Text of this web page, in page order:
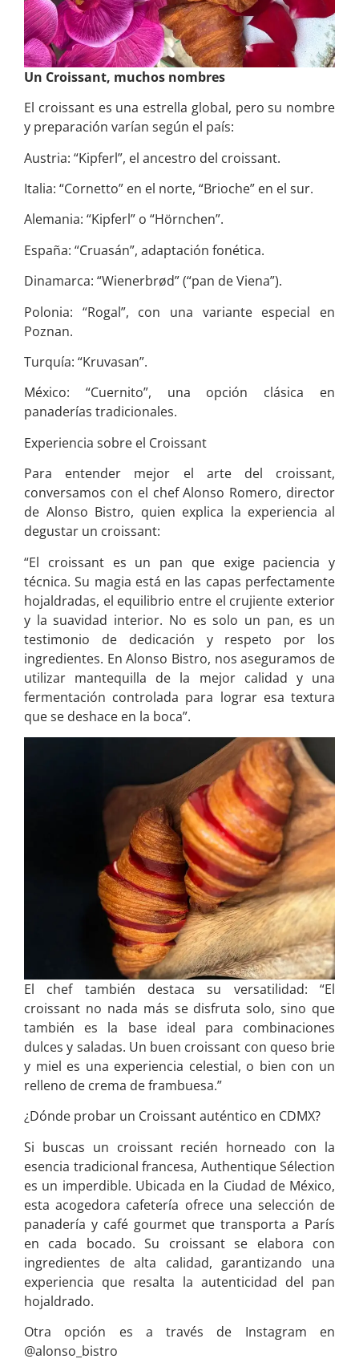
Un Croissant, muchos nombres
El croissant es una estrella global, pero su nombre
y preparación varían según el país:
Austria: “Kipferl”, el ancestro del croissant.
Italia: “Cornetto” en el norte, “Brioche” en el sur.
Alemania: “Kipferl” o “Hörnchen”.
España: “Cruasán”, adaptación fonética.
Dinamarca: “Wienerbrød” (“pan de Viena”).
Polonia: “Rogal”, con una variante especial en
Poznan.
Turquía: “Kruvasan”.
México: “Cuernito”, una opción clásica en
panaderías tradicionales.
Experiencia sobre el Croissant
Para entender mejor el arte del croissant,
conversamos con el chef Alonso Romero, director
de Alonso Bistro, quien explica la experiencia al
degustar un croissant:
“El croissant es un pan que exige paciencia y
técnica. Su magia está en las capas perfectamente
hojaldradas, el equilibrio entre el crujiente exterior
y la suavidad interior. No es solo un pan, es un
testimonio de dedicación y respeto por los
ingredientes. En Alonso Bistro, nos aseguramos de
utilizar mantequilla de la mejor calidad y una
fermentación controlada para lograr esa textura
que se deshace en la boca”.
El chef también destaca su versatilidad: “El
croissant no nada más se disfruta solo, sino que
también es la base ideal para combinaciones
dulces y saladas. Un buen croissant con queso brie
y miel es una experiencia celestial, o bien con un
relleno de crema de frambuesa.”
¿Dónde probar un Croissant auténtico en CDMX?
Si buscas un croissant recién horneado con la
esencia tradicional francesa, Authentique Sélection
es un imperdible. Ubicada en la Ciudad de México,
esta acogedora cafetería ofrece una selección de
panadería y café gourmet que transporta a París
en cada bocado. Su croissant se elabora con
ingredientes de alta calidad, garantizando una
experiencia que resalta la autenticidad del pan
hojaldrado.
Otra opción es a través de Instagram en
@alonso_bistro